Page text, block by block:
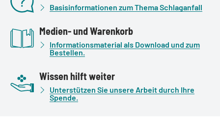
Basisinformationen zum Thema Schlaganfall
Medien- und Warenkorb
Informationsmaterial als Download und zum
Bestellen.
Wissen hilft weiter
Unterstützen Sie unsere Arbeit durch Ihre
Spende.